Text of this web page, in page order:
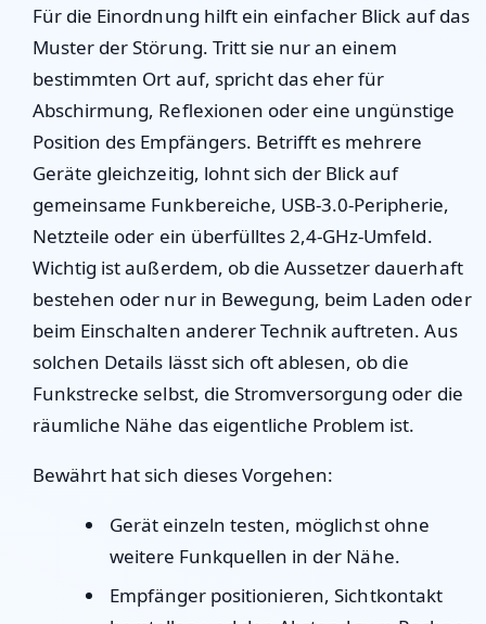
Für die Einordnung hilft ein einfacher Blick auf das
Muster der Störung. Tritt sie nur an einem
bestimmten Ort auf, spricht das eher für
Abschirmung, Reflexionen oder eine ungünstige
Position des Empfängers. Betrifft es mehrere
Geräte gleichzeitig, lohnt sich der Blick auf
gemeinsame Funkbereiche, USB-3.0-Peripherie,
Netzteile oder ein überfülltes 2,4-GHz-Umfeld.
Wichtig ist außerdem, ob die Aussetzer dauerhaft
bestehen oder nur in Bewegung, beim Laden oder
beim Einschalten anderer Technik auftreten. Aus
solchen Details lässt sich oft ablesen, ob die
Funkstrecke selbst, die Stromversorgung oder die
räumliche Nähe das eigentliche Problem ist.
Bewährt hat sich dieses Vorgehen:
Gerät einzeln testen, möglichst ohne
weitere Funkquellen in der Nähe.
Empfänger positionieren, Sichtkontakt